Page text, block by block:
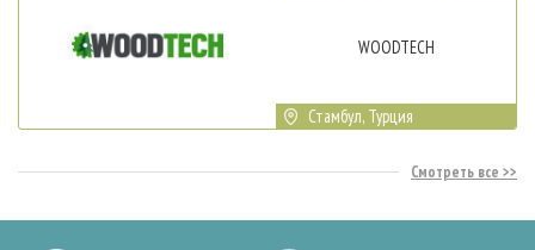
WOODTECH
Стамбул, Турция
Смотреть все